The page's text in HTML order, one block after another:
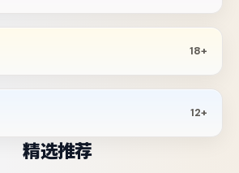
18+
12+
精选推荐